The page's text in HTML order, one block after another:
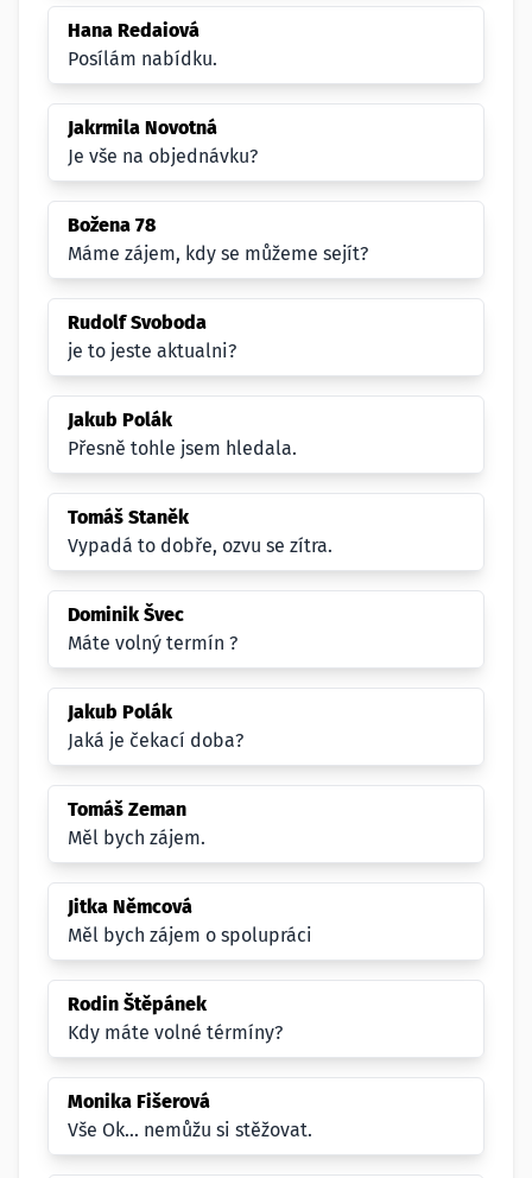
Hana Redaiová
Posílám nabídku.
Jakrmila Novotná
Je vše na objednávku?
Božena 78
Máme zájem, kdy se můžeme sejít?
Rudolf Svoboda
je to jeste aktualni?
Jakub Polák
Přesně tohle jsem hledala.
Tomáš Staněk
Vypadá to dobře, ozvu se zítra.
Dominik Švec
Máte volný termín ?
Jakub Polák
Jaká je čekací doba?
Tomáš Zeman
Měl bych zájem.
Jitka Němcová
Měl bych zájem o spolupráci
Rodin Štěpánek
Kdy máte volné térmíny?
Monika Fišerová
Vše Ok... nemůžu si stěžovat.